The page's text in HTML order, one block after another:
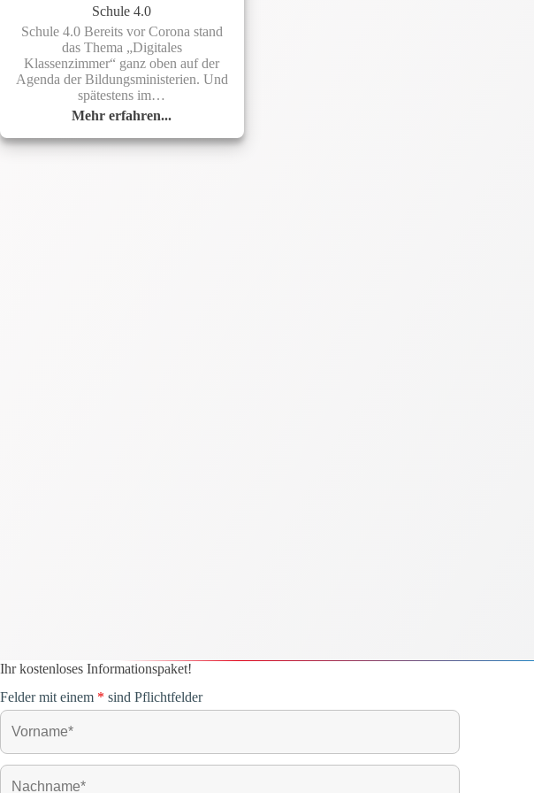
Schule 4.0
Schule 4.0 Bereits vor Corona stand
das Thema „Digitales
Klassenzimmer“ ganz oben auf der
Agenda der Bildungsministerien. Und
spätestens im…
Mehr erfahren...
Schule
4.0
Ihr kostenloses Informationspaket!
Felder mit einem * sind Pflichtfelder